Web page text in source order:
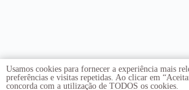
Usamos cookies para fornecer a experiência mais
preferências e visitas repetidas. Ao clicar em
concorda com a utilização de TODOS os cookies.